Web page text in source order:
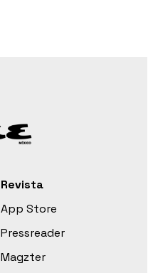
Revista
App Store
Pressreader
Magzter